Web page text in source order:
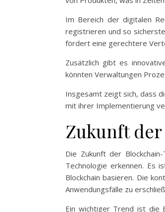
Im Bereich der digitalen
registrieren und so
fördert eine gerechtere
Zusätzlich gibt es
könnten Verwaltungen
Insgesamt zeigt sich, dass
mit ihrer Implementierung
Zukunft
Die Zukunft der
Technologie erkennen. Es
Blockchain basieren. Die
Anwendungsfälle zu
Ein wichtiger Trend ist die